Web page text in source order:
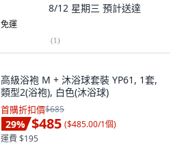
8/12 星期三 預計送達
免運
(1)
高級浴袍 M + 沐浴球套裝 YP61, 1套,
類型2(浴袍), 白色(沐浴球)
首購折扣價$685
29% $485 ($485.00/1個)
運費 $195